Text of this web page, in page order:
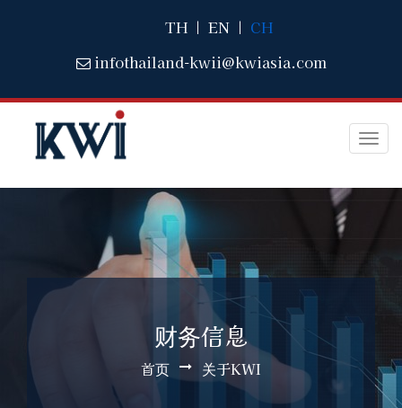
TH | EN | CH
infothailand-kwii@kwiasia.com
财务信息
首页 关于KWI